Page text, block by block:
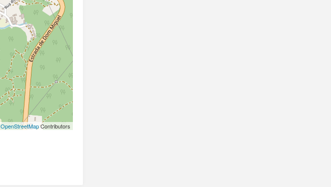
OpenStreetMapContributors